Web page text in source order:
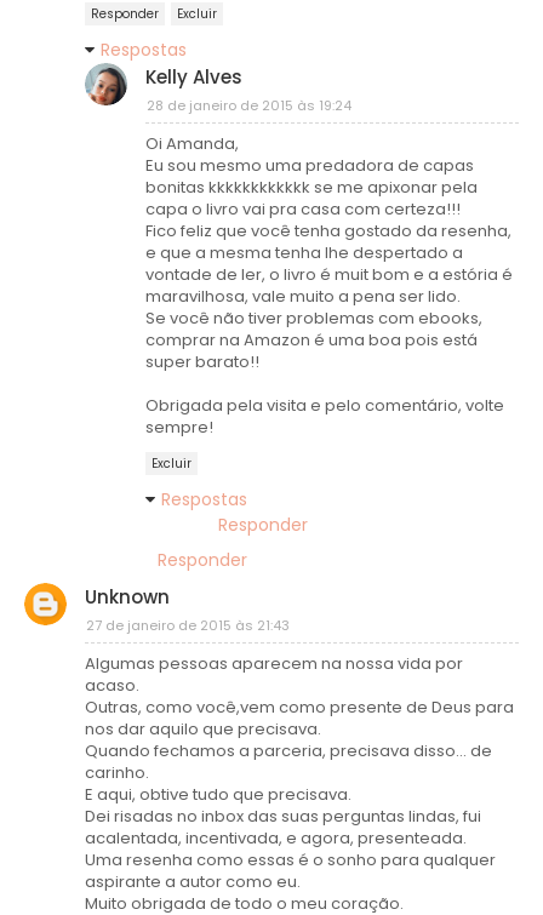
Responder Excluir
Respostas
Kelly Alves
28 de janeiro de 2015 às 19:24
Oi Amanda,
Eu sou mesmo uma predadora de capas
bonitas kkkkkkkkkkkk se me apixonar pela
capa o livro vai pra casa com certeza!!!
Fico feliz que você tenha gostado da resenha,
e que a mesma tenha lhe despertado a
vontade de ler, o livro é muit bom e a estória é
maravilhosa, vale muito a pena ser lido.
Se você não tiver problemas com ebooks,
comprar na Amazon é uma boa pois está
super barato!!
Obrigada pela visita e pelo comentário, volte
sempre!
Excluir
Respostas
Responder
Responder
Unknown
27 de janeiro de 2015 às 21:43
Algumas pessoas aparecem na nossa vida por
acaso.
Outras, como você,vem como presente de Deus para
nos dar aquilo que precisava.
Quando fechamos a parceria, precisava disso... de
carinho.
E aqui, obtive tudo que precisava.
Dei risadas no inbox das suas perguntas lindas, fui
acalentada, incentivada, e agora, presenteada.
Uma resenha como essas é o sonho para qualquer
aspirante a autor como eu.
Muito obrigada de todo o meu coração.